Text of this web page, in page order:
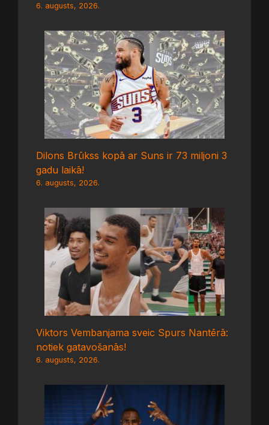
6. augusts, 2026.
Dilons Brūkss kopā ar Suns ir 73 miljoni 3
gadu laikā!
6. augusts, 2026.
Viktors Vembanjama sveic Spurs Nantērā:
notiek gatavošanās!
6. augusts, 2026.